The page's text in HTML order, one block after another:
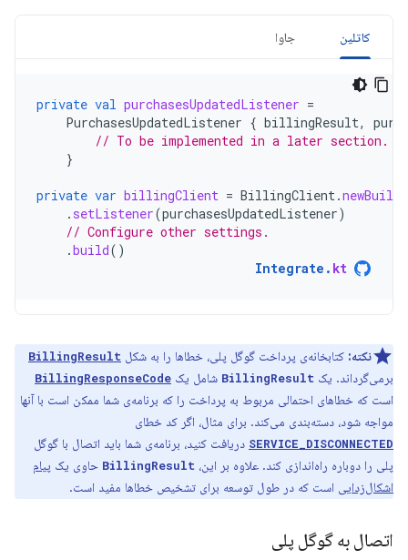
کاتلین جاوا
private val purchasesUpdatedListener =
PurchasesUpdatedListener { billingResult,
// To be implemented in a later section.
}
private var billingClient = BillingClient.
. setListener(purchasesUpdatedListener)
// Configure other settings.
.build()
Integrate . kt
نکته: کتابخانه‌ی پرداخت گوگل پلی، خطاها را به شکل BillingResult
برمی‌گرداند. یک BillingResult شامل یک BillingResponseCode
است که خطاهای احتمالی مربوط به پرداخت را که برنامه‌ی شما ممکن است با آنها
مواجه شود، دسته‌بندی می‌کند. برای مثال، اگر کد خطای
SERVICE_DISCONNECTED دریافت کنید، برنامه‌ی شما باید اتصال با گوگل
پلی را دوباره راه‌اندازی کند. علاوه بر این، BillingResult حاوی یک پیام
اشکال‌زدایی است که در طول توسعه برای تشخیص خطاها مفید است.
اتصال به گوگل پلی